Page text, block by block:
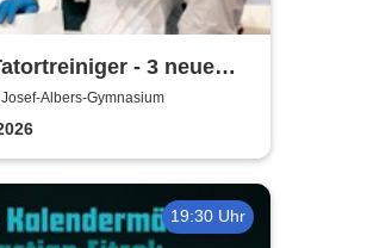
- 3 neue
| Contra-Kreis-
mit umbreit
GmbH & Co.
Josef-Albers-Gymnasium
19:30 Uhr